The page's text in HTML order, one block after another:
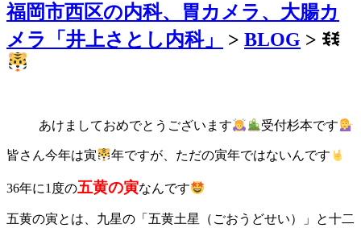
福岡市西区の内科、胃カメラ、大腸カ
メラ「井上さとし内科」
> BLOG > ꉂꉂ
あけましておめでとうございます 受付杉本です
皆さん今年は寅 年ですが、ただの寅年ではないんです
36年に1度の五黄の寅なんです
五黄の寅とは、九星の「五黄土星（ごおうどせい）」と十二